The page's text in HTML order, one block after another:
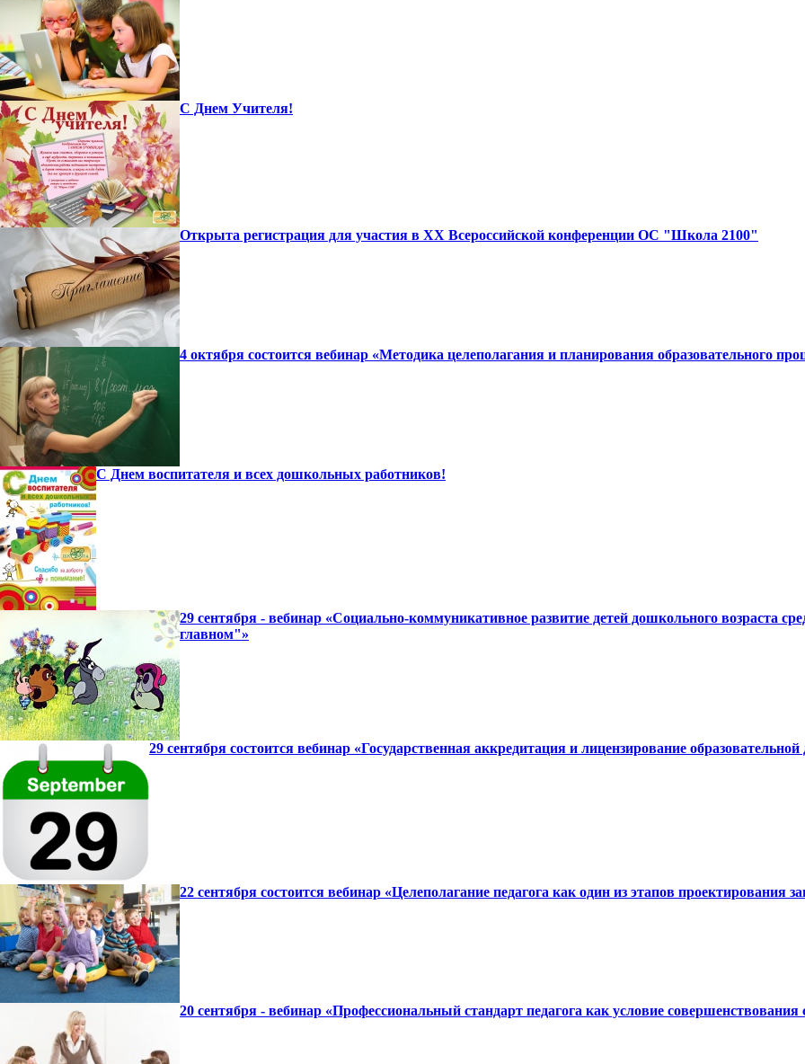
С Днем Учителя!
Открыта регистрация для участия в XX Всероссийской конференции ОС "Школа 2100"
4 октября состоится вебинар «Методика целеполагания и планирования образовательного
С Днем воспитателя и всех дошкольных работников!
29 сентября - вебинар «Социально-коммуникативное развитие детей дошкольного
главном"»
29 сентября состоится вебинар «Государственная аккредитация и лицензирование образовательной
22 сентября состоится вебинар «Целеполагание педагога как один из этапов проектирования
20 сентября - вебинар «Профессиональный стандарт педагога как условие совершенствования